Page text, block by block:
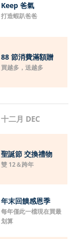
Keep 爸氣
打造蝦趴爸爸
88 節消費滿額贈
買越多，送越多
十二月 DEC
聖誕節 交換禮物
雙 12＆跨年
年末回饋感恩季
每年僅此一檔現在買最
划算